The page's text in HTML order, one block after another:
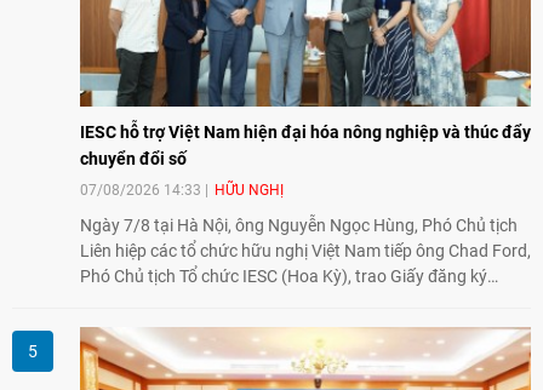
IESC hỗ trợ Việt Nam hiện đại hóa nông nghiệp và thúc đẩy
chuyển đổi số
07/08/2026 14:33 HỮU NGHỊ
Ngày 7/8 tại Hà Nội, ông Nguyễn Ngọc Hùng, Phó Chủ tịch
Liên hiệp các tổ chức hữu nghị Việt Nam tiếp ông Chad Ford,
Phó Chủ tịch Tổ chức IESC (Hoa Kỳ), trao Giấy đăng ký
đổi về định hướng triển khai Dự án "Mở rộng Thương mại
Nông nghiệp và An toàn thực phẩm Hoa Kỳ - Việt Nam",
hướng tới thúc đẩy chuyển đổi số, hiện đại hóa nông nghiệp